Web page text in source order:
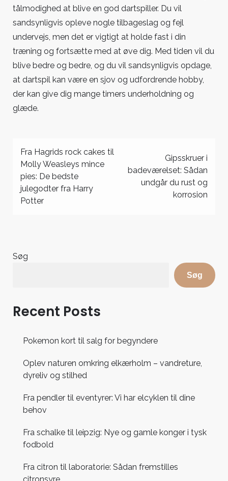
tålmodighed at blive en god dartspiller. Du vil
sandsynligvis opleve nogle tilbageslag og fejl
undervejs, men det er vigtigt at holde fast i din
træning og fortsætte med at øve dig. Med tiden vil du
blive bedre og bedre, og du vil sandsynligvis opdage,
at dartspil kan være en sjov og udfordrende hobby,
der kan give dig mange timers underholdning og
glæde.
Indlægsnavigation
Fra Hagrids rock cakes til
Molly Weasleys mince
pies: De bedste
julegodter fra Harry
Potter
Gipsskruer i
badeværelset: Sådan
undgår du rust og
korrosion
Søg
Søg
Recent Posts
Pokemon kort til salg for begyndere
Oplev naturen omkring elkærholm – vandreture,
dyreliv og stilhed
Fra pendler til eventyrer: Vi har elcyklen til dine
behov
Fra schalke til leipzig: Nye og gamle konger i tysk
fodbold
Fra citron til laboratorie: Sådan fremstilles